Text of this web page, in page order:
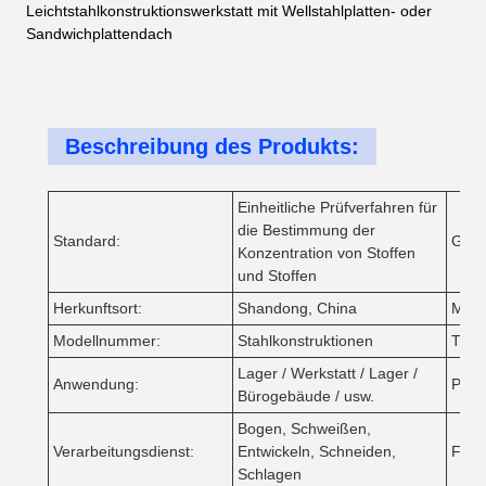
Leichtstahlkonstruktionswerkstatt mit Wellstahlplatten- oder
Sandwichplattendach
Beschreibung des Produkts:
Standard:
Einheitliche Prüfverfahren für
die Bestimmung der
Konzentration von Stoffen
und Stoffen
Herkunftsort: Shandong, China
Modellnummer:
Stahlkonstruktionen Typ:
Anwendung:
Lager / Werkstatt / Lager /
Bürogebäude / usw.
Verarbeitungsdienst:
Bogen, Schweißen,
Entwickeln, Schneiden,
Schlagen